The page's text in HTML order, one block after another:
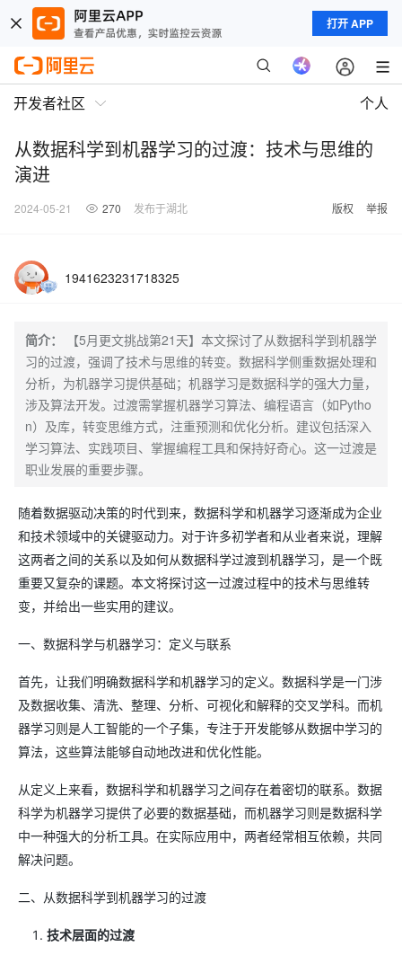
打开 APP
开发者社区 个人
从数据科学到机器学习的过渡：技术与思维的
演进
2024-05-21 270 发布于湖北 版权 举报
1941623231718325
简介：
【5月更文挑战第21天】本文探讨了从数据科学到机器学
习的过渡，强调了技术与思维的转变。数据科学侧重数据处理和
分析，为机器学习提供基础；机器学习是数据科学的强大力量，
涉及算法开发。过渡需掌握机器学习算法、编程语言（如Pytho
n）及库，转变思维方式，注重预测和优化分析。建议包括深入
学习算法、实践项目、掌握编程工具和保持好奇心。这一过渡是
职业发展的重要步骤。
随着数据驱动决策的时代到来，数据科学和机器学习逐渐成为企业
和技术领域中的关键驱动力。对于许多初学者和从业者来说，理解
这两者之间的关系以及如何从数据科学过渡到机器学习，是一个既
重要又复杂的课题。本文将探讨这一过渡过程中的技术与思维转
变，并给出一些实用的建议。
一、数据科学与机器学习：定义与联系
首先，让我们明确数据科学和机器学习的定义。数据科学是一门涉
及数据收集、清洗、整理、分析、可视化和解释的交叉学科。而机
器学习则是人工智能的一个子集，专注于开发能够从数据中学习的
算法，这些算法能够自动地改进和优化性能。
从定义上来看，数据科学和机器学习之间存在着密切的联系。数据
科学为机器学习提供了必要的数据基础，而机器学习则是数据科学
中一种强大的分析工具。在实际应用中，两者经常相互依赖，共同
解决问题。
二、从数据科学到机器学习的过渡
技术层面的过渡